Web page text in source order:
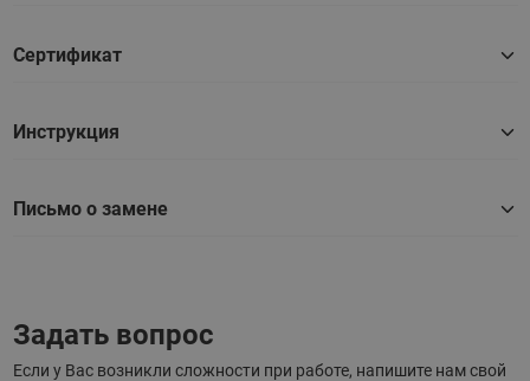
Сертификат
Инструкция
Письмо о замене
Задать вопрос
Если у Вас возникли сложности при работе, напишите нам свой